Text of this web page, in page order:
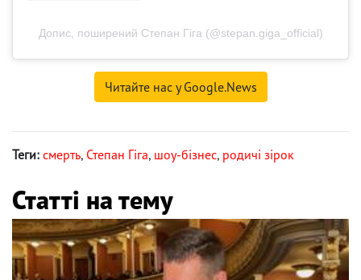
Допис, поширений Степан Гіга (@stepan.giga_official)
Читайте нас у Google.News
Теги: смерть, Степан Гіга, шоу-бізнес, родичі зірок
Статті на тему